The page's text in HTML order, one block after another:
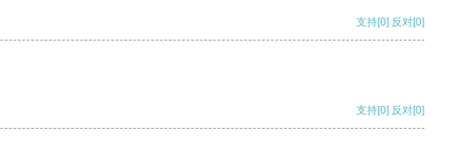
支持[0] 反对[0]
支持[0] 反对[0]